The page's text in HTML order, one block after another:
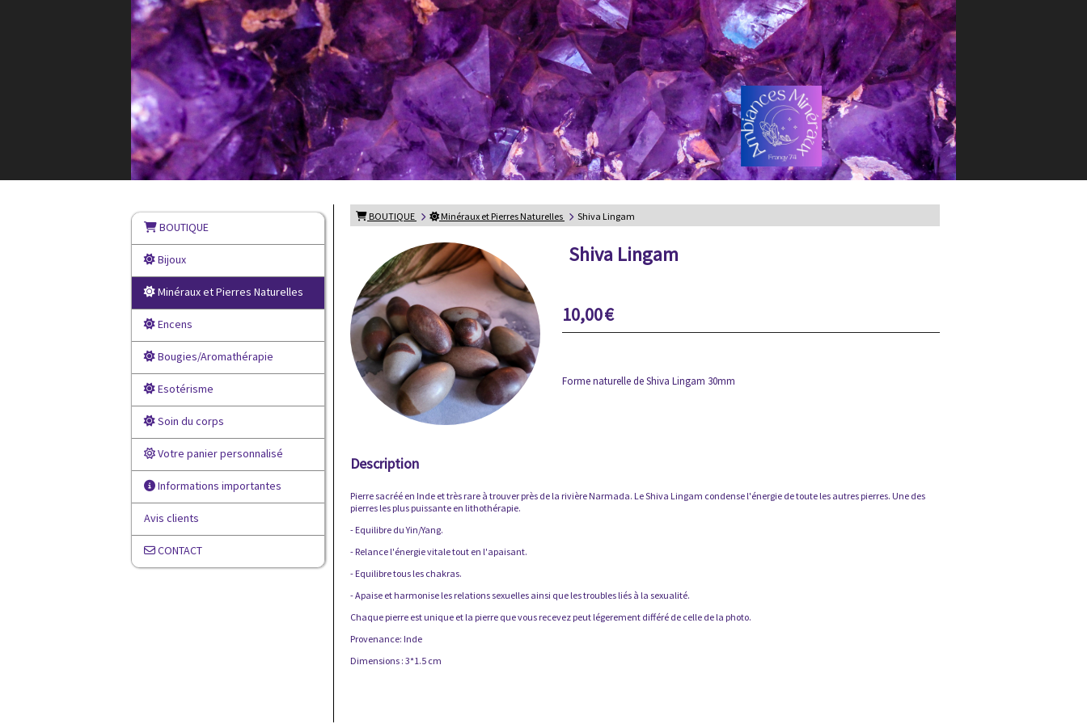
BOUTIQUE
Bijoux
Minéraux et Pierres Naturelles
Encens
Bougies/Aromathérapie
Esotérisme
Soin du corps
Votre panier personnalisé
Informations importantes
Avis clients
CONTACT
BOUTIQUE Minéraux et Pierres Naturelles Shiva Lingam
Shiva Lingam
10,00€
Forme naturelle de Shiva Lingam 30mm
Description
Pierre sacréé en Inde et très rare à trouver près de la rivière Narmada. Le Shiva Lingam condense l'énergie de toute les autres pierres. Une des
pierres les plus puissante en lithothérapie.
- Equilibre du Yin/Yang.
- Relance l'énergie vitale tout en l'apaisant.
- Equilibre tous les chakras.
- Apaise et harmonise les relations sexuelles ainsi que les troubles liés à la sexualité.
Chaque pierre est unique et la pierre que vous recevez peut légerement différé de celle de la photo.
Provenance: Inde
Dimensions : 3*1.5 cm